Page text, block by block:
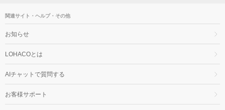
関連サイト・ヘルプ・その他
お知らせ
LOHACOとは
AIチャットで質問する
お客様サポート